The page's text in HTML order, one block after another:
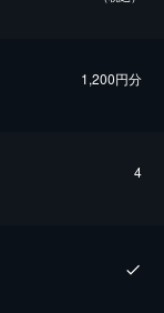
1,200円分
4